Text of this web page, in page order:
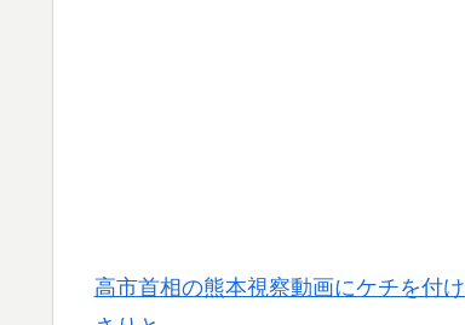
高市首相の熊本視察動画にケチを付